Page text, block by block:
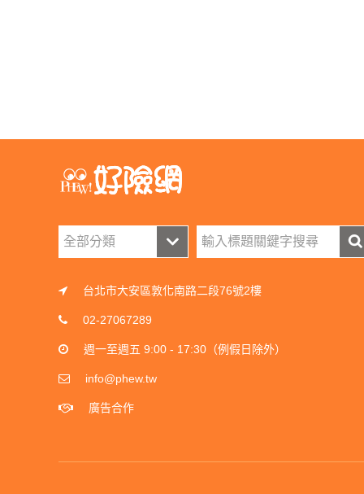
台北市大安區敦化南路二段76號2樓
02-27067289
週一至週五 9:00 - 17:30（例假日除外）
info@phew.tw
廣告合作